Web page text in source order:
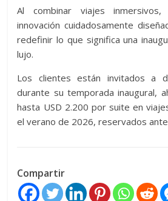
Al combinar viajes
innovación cuidadosamente
redefinir lo que significa una
lujo.
Los clientes están invitados a
durante su temporada inaugural,
hasta USD 2.200 por suite en
el verano de 2026, reservados
Compartir